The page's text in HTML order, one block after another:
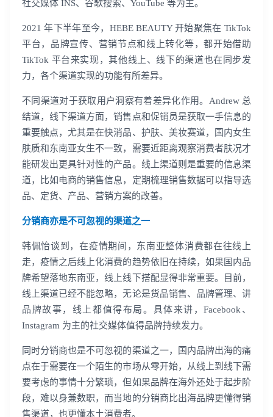
社交媒体 INS、谷歌搜索、YouTube 等为主。
2021 年下半年至今，HEBE BEAUTY 开始聚焦在 TikTok
平台，品牌宣传、营销节点和线上转化等，都开始借助
TikTok 平台来实现，其他线上、线下的渠道也在同步发
力，各个渠道实现的功能有所差异。
不同渠道对于获取用户洞察有着差异化作用。Andrew 总
结道，线下渠道方面，销售点和促销员是获取一手信息的
重要触点，尤其是在快消品、护肤、美妆赛道，国内女生
肤质和东南亚女生不一致，需要近距离观察消费者肤况才
能研发出更具针对性的产品。线上渠道则是重要的信息渠
道，比如电商的销售信息，定期梳理销售数据可以指导选
品、定货、产品、营销方案的改善。
分销商亦是不可忽视的渠道之一
韩佩怡谈到，在疫情期间，东南亚整体消费都在往线上
走，疫情之后线上化消费的趋势依旧在持续，如果国内品
牌希望落地东南亚，线上线下搭配显得非常重要。目前，
线上渠道已经不能忽略，无论是货品销售、品牌管理、讲
品牌故事，线上都值得布局。具体来讲，Facebook、
Instagram 为主的社交媒体值得品牌持续发力。
同时分销商也是不可忽视的渠道之一，国内品牌出海的痛
点在于需要在一个陌生的市场从零开始，从线上到线下需
要考虑的事情十分繁琐，但如果品牌在海外还处于起步阶
段，难以身兼数职，而当地的分销商比出海品牌更懂得销
售渠道，也更懂本土消费者。